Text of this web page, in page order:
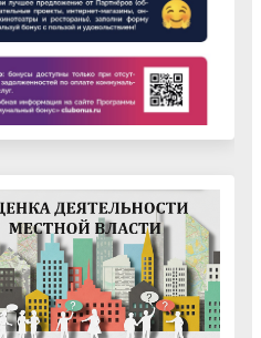
Годовые плановые
назначения на 2024
Уточненные
плановые